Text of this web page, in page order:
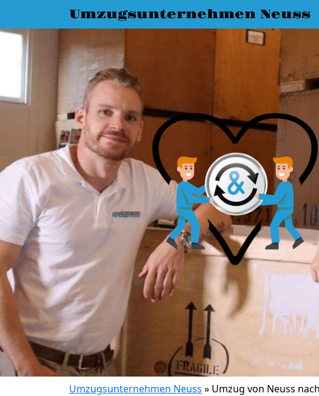
Umzugsunternehmen Neuss
Umzugsunternehmen Neuss » Umzug von Neuss